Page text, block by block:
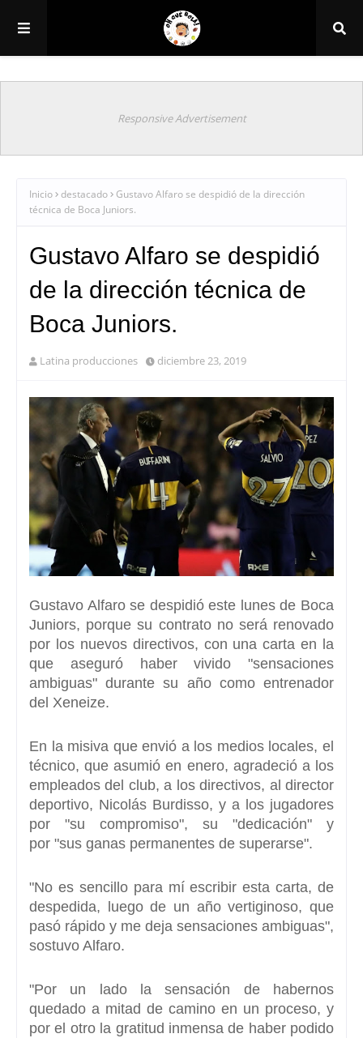
Responsive Advertisement
Inicio destacado
Gustavo Alfaro se despidió de la dirección
técnica de Boca Juniors.
Gustavo Alfaro se despidió
de la dirección técnica de
Boca Juniors.
Latina producciones diciembre 23, 2019
Gustavo Alfaro se despidió este lunes de Boca
Juniors, porque su contrato no será renovado
por los nuevos directivos, con una carta en la
que aseguró haber vivido "sensaciones
ambiguas"durante su año como entrenador
del Xeneize.
En la misiva que envió a los medios locales, el
técnico, que asumió en enero, agradeció a los
empleados del club, a los directivos, al director
deportivo, Nicolás Burdisso, y a los jugadores
por "su compromiso", su "dedicación" y
por "sus ganas permanentes de superarse".
"No es sencillo para mí escribir esta carta, de
despedida, luego de un año vertiginoso, que
pasó rápido y me deja sensaciones ambiguas",
sostuvo Alfaro.
"Por un lado la sensación de habernos
quedado a mitad de camino en un proceso, y
por el otro la gratitud inmensa de haber podido